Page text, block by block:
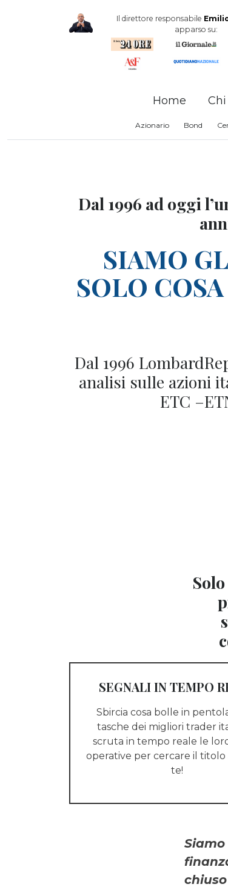
Il direttore responsabile
apparso su:
Home
Azionario Bond
Dal 1996 ad oggi
SIAMO
SOLO
Dal 1996
analisi sulle azioni
ETC
SEGNALI IN TEMPO
Sbircia cosa bolle in
tasche dei migliori trader
scruta in tempo reale le
operative per cercare il titolo
te!